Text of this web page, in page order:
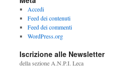
Accedi
Feed dei contenuti
Feed dei commenti
WordPress.org
Iscrizione alle Newsletter
della sezione A.N.P.I. Leca